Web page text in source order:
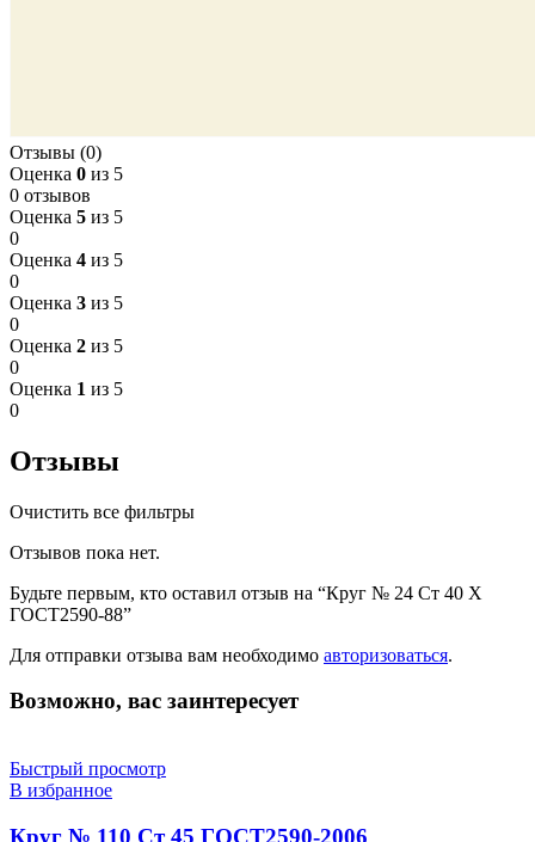
Отзывы (0)
Оценка 0 из 5
0 отзывов
Оценка 5 из 5
0
Оценка 4 из 5
0
Оценка 3 из 5
0
Оценка 2 из 5
0
Оценка 1 из 5
0
Отзывы
Очистить все фильтры
Отзывов пока нет.
Будьте первым, кто оставил отзыв на “Круг № 24 Ст 40 Х
ГОСТ2590-88”
Для отправки отзыва вам необходимо авторизоваться.
Возможно, вас заинтересует
Быстрый просмотр
В избранное
Круг № 110 Ст 45 ГОСТ2590-2006